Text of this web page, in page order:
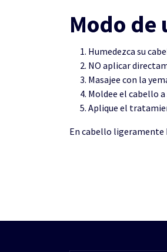
Modo de
Humedezca su
NO aplicar
Masajee con la
Moldee el cabello
Aplique el
En cabello ligeramente